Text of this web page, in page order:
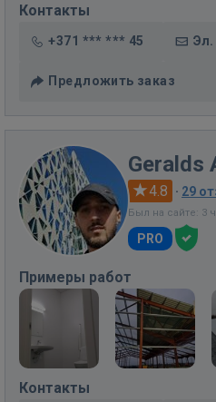
Контакты
+371 *** *** 45 Эл.
Предложить заказ
Geralds
4.8 · 29
Был на сайте: 3
PRO
Примеры работ
Контакты